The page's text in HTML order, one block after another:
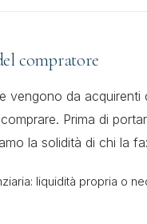
compratore
vengono da acquirenti
Prima di
la solidità di chi la fa:
liquidità propria o